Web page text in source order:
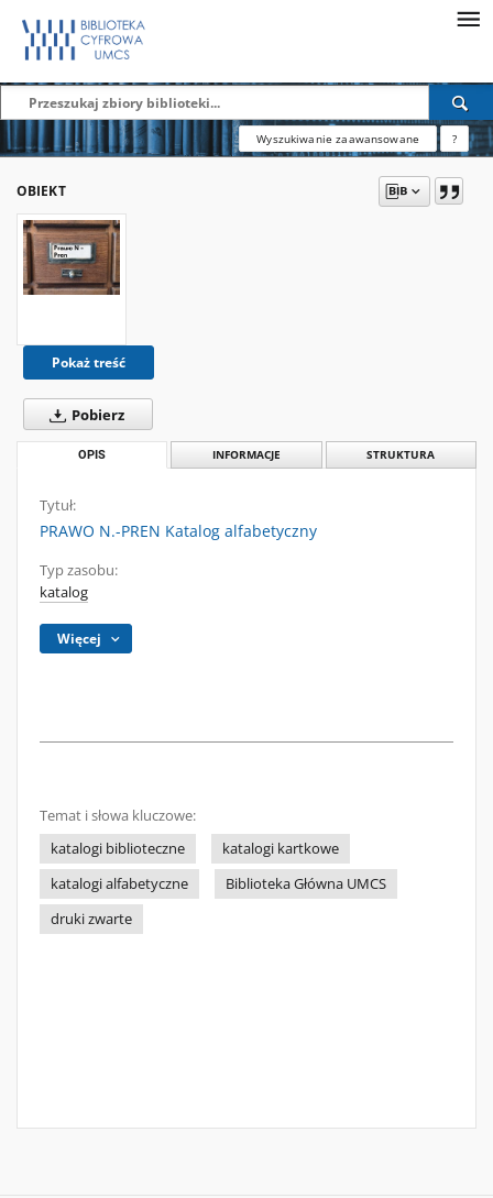
Wyszukiwanie zaawansowane ?
OBIEKT
Pokaż treść
Pobierz
OPIS INFORMACJE STRUKTURA
Tytuł:
PRAWO N.-PREN Katalog alfabetyczny
Typ zasobu:
katalog
Więcej
Temat i słowa kluczowe:
katalogi biblioteczne
katalogi kartkowe
katalogi alfabetyczne
Biblioteka Główna UMCS
druki zwarte